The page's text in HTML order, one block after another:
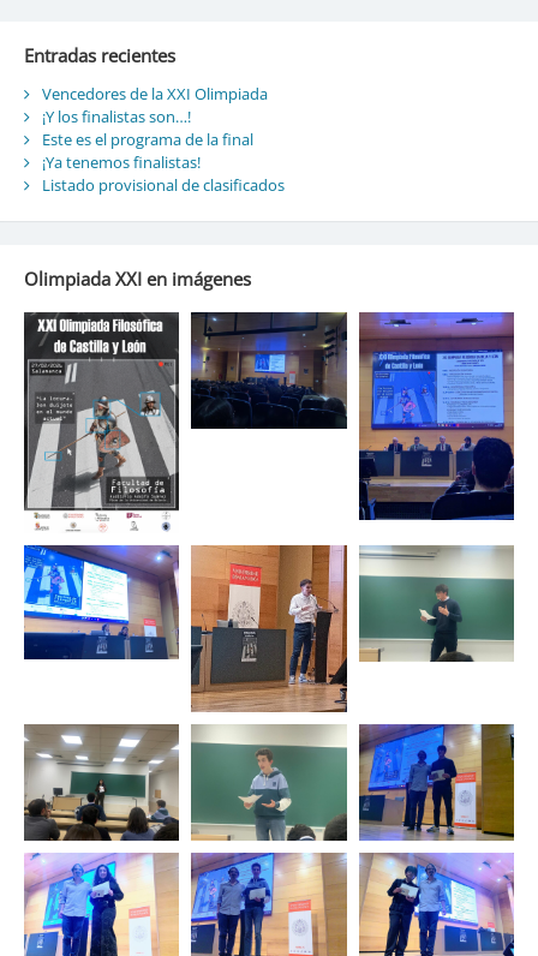
Entradas recientes
Vencedores de la XXI Olimpiada
¡Y los finalistas son…!
Este es el programa de la final
¡Ya tenemos finalistas!
Listado provisional de clasificados
Olimpiada XXI en imágenes